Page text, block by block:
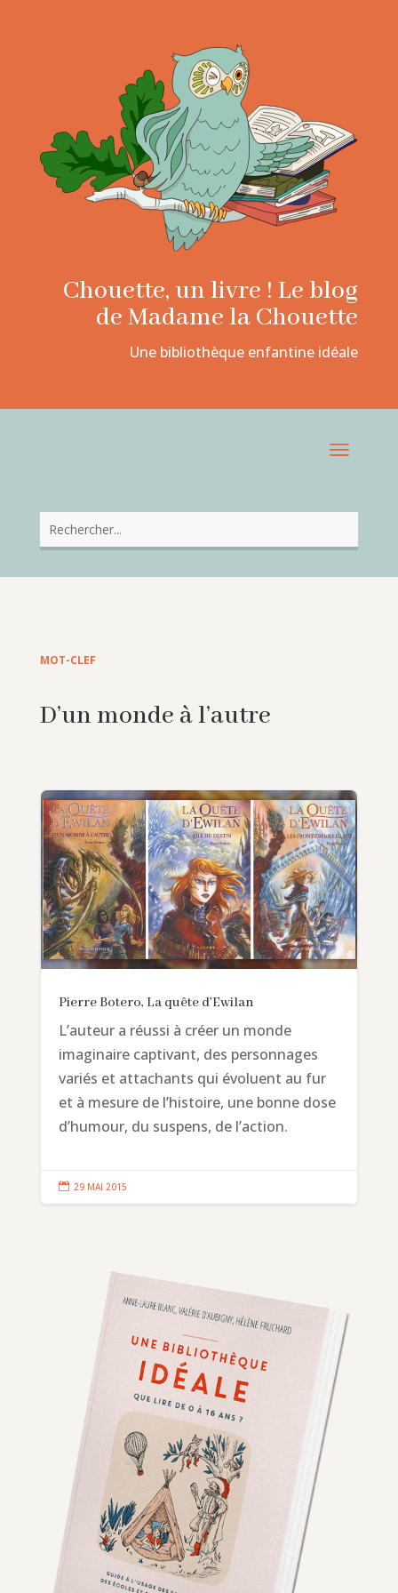
Chouette, un livre ! Le blog
de Madame la Chouette
Une bibliothèque enfantine idéale
MOT-CLEF
D’un monde à l’autre
Pierre Botero, La quête d’Ewilan
L’auteur a réussi à créer un monde
imaginaire captivant, des personnages
variés et attachants qui évoluent au fur
et à mesure de l’histoire, une bonne dose
d’humour, du suspens, de l’action.
 29 MAI 2015